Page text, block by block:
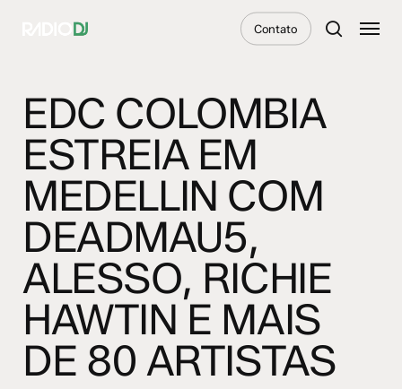
Contato
search
Menu
EDC COLOMBIA
ESTREIA EM
MEDELLIN COM
DEADMAU5,
ALESSO, RICHIE
HAWTIN E MAIS
DE 80 ARTISTAS